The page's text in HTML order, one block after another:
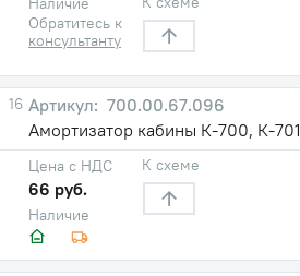
Обратитесь к
консультанту
16
700.00.67.096
Амортизатор кабины К-700, К-701
Наличие
Цена с НДС
66 руб.
К схеме